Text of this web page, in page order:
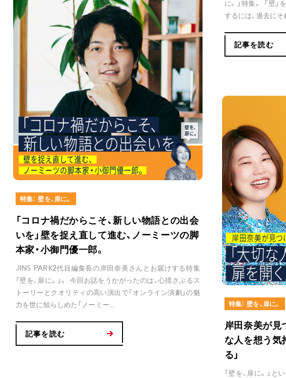
に。」特集。 「壁
するには、過去に
記事を読む
特集： 壁を、扉に。
「コロナ禍だからこそ、新しい物語との出会
いを」壁を捉え直して進む、ノーミーツの脚
本家・小御門優一郎。
JINS PARK2代目編集長の岸田奈美さんとお届けする特集
「壁を、扉に。」。 今回お話をうかがったのは、心揺さぶるス
トーリーとクオリティの高い演出で「オンライン演劇」の魅
力を世に知らしめた「ノーミー...
記事を読む
特集： 壁を、扉に。
岸田奈美が見
な人を想う気
る」
「壁を、扉に。」